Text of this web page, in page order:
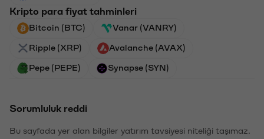
Kripto para fiyat tahminleri
Bitcoin (BTC) Vanar (VANRY)
Ripple (XRP) Avalanche (AVAX)
Pepe (PEPE) Synapse (SYN)
Sorumluluk reddi
Bu sayfada yer alan bilgiler yatırım tavsiyesi niteliği taşımaz.